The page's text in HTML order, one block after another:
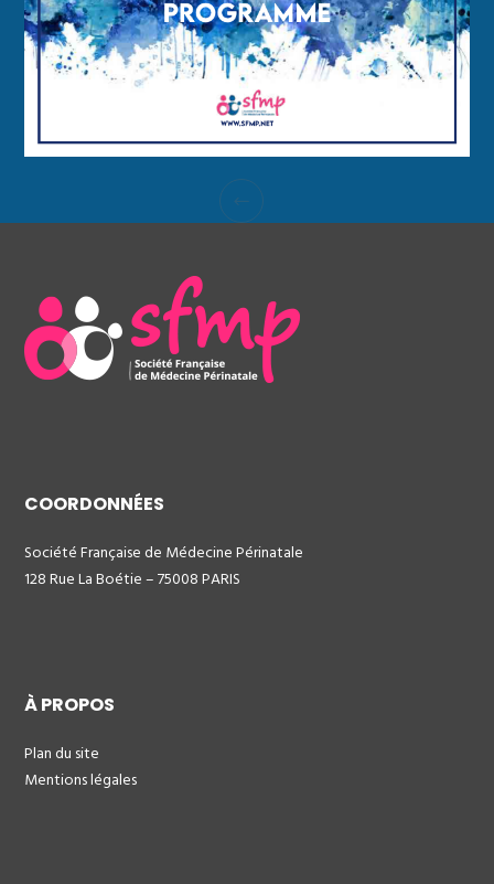
COORDONNÉES
Société Française de Médecine Périnatale
128 Rue La Boétie – 75008 PARIS
À PROPOS
Plan du site
Mentions légales